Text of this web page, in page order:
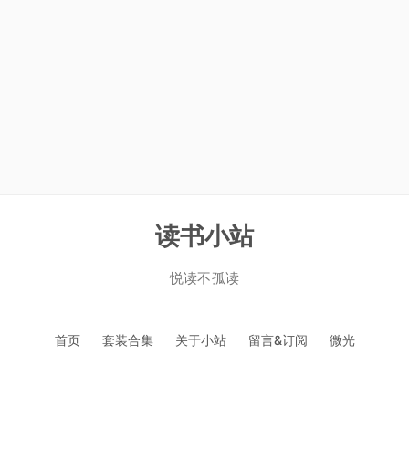
读书小站
悦读不孤读
首页 套装合集 关于小站 留言&订阅 微光